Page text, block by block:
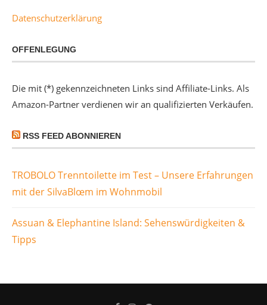
Datenschutzerklärung
OFFENLEGUNG
Die mit (*) gekennzeichneten Links sind Affiliate-Links. Als
Amazon-Partner verdienen wir an qualifizierten Verkäufen.
RSS FEED ABONNIEREN
TROBOLO Trenntoilette im Test – Unsere Erfahrungen
mit der SilvaBlœm im Wohnmobil
Assuan & Elephantine Island: Sehenswürdigkeiten &
Tipps